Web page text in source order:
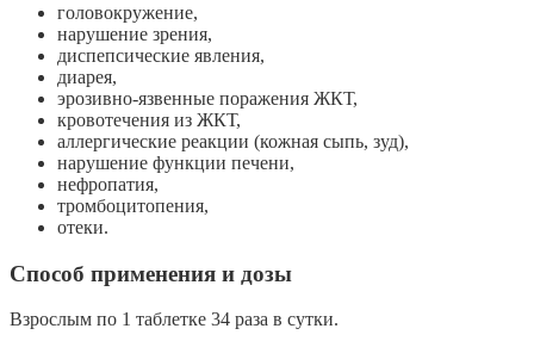
головокружение,
нарушение зрения,
диспепсические явления,
диарея,
эрозивно-язвенные поражения ЖКТ,
кровотечения из ЖКТ,
аллергические реакции (кожная сыпь, зуд),
нарушение функции печени,
нефропатия,
тромбоцитопения,
отеки.
Способ применения и дозы
Взрослым по 1 таблетке 34 раза в сутки.